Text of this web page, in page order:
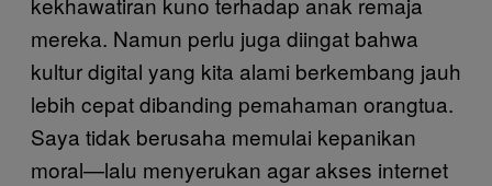
mereka. Namun perlu juga diingat bahwa
kultur digital yang kita alami berkembang jauh
lebih cepat dibanding pemahaman orangtua.
Saya tidak berusaha memulai kepanikan
moral—lalu menyerukan agar akses internet